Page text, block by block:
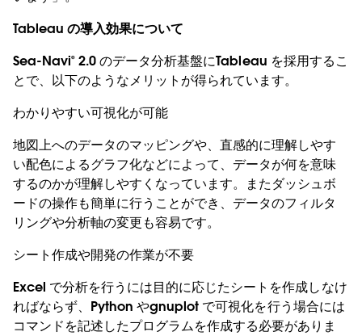
Tableau の導入効果について
Sea-Navi® 2.0 のデータ分析基盤にTableau を採用するこ
とで、以下のようなメリットが得られています。
わかりやすい可視化が可能
地図上へのデータのマッピングや、直感的に理解しやす
い配色によるグラフ化などによって、データが何を意味
するのかが理解しやすくなっています。またダッシュボ
ードの操作も簡単に行うことができ、データのフィルタ
リングや分析軸の変更も容易です。
シート作成や開発の作業が不要
Excel で分析を行うには目的に応じたシートを作成しなけ
ればならず、Python やgnuplot で可視化を行う場合には
コマンドを記述したプログラムを作成する必要がありま